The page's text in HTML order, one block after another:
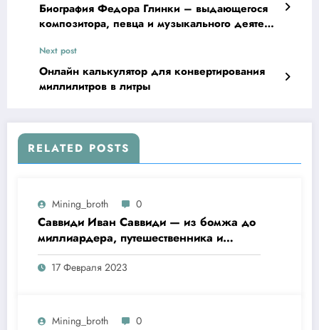
Биография Федора Глинки – выдающегося
композитора, певца и музыкального деятеля,
неизгладимый след в истории мировой
музыки
Next post
Онлайн калькулятор для конвертирования
миллилитров в литры
RELATED POSTS
Mining_broth 0
Саввиди Иван Саввиди — из бомжа до
миллиардера, путешественника и
футбольного президента —
удивительная биография
17 Февраля 2023
Mining_broth 0